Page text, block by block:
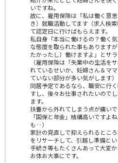
いですね。
故に、雇用保険は「私は働く意
き）就職活動してます（求人検
て認定日に行けばもらえます。
私自身「本当に働けるの？働く
な態度を取られた事もあります
たかったし）働けますよ」とサ
（雇用保険は「失業中の生活を
れているせいか、妊婦さん＆マ
ていない部分が多い気がします）
同居予定であるなら、職安に行
すし、後々お仕事されたいので
ます。
扶養から外れてしまう点が痛いで
「国保と年金」結構高いですよ
も‥）
家計の見直しで抑えられるとこ
をリサーチして、引越し準備と
手続き等もたくさんあって大変か
お体お大事にです。